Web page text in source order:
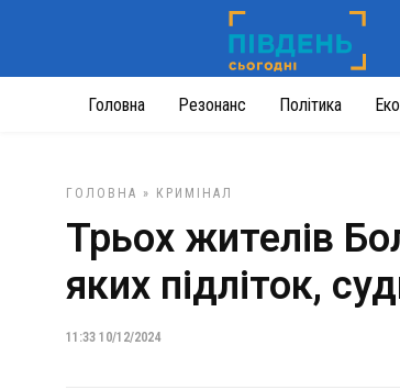
Головна Резонанс Політика
ГОЛОВНА » КРИМІНАЛ
Трьох жителів
яких підліток,
11:33 10/12/2024